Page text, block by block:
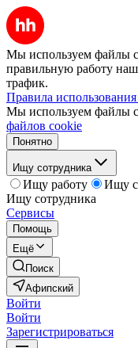
Мы используем файлы
правильную работу
трафик.
Правила
Мы используем файлы
файлов cookie
Понятно
Ищу сотрудника
Ищу работу
Ищу
Ищу сотрудника
Сервисы
Помощь
Ещё
Поиск
Афипский
Войти
Войти
Зарегистрироваться